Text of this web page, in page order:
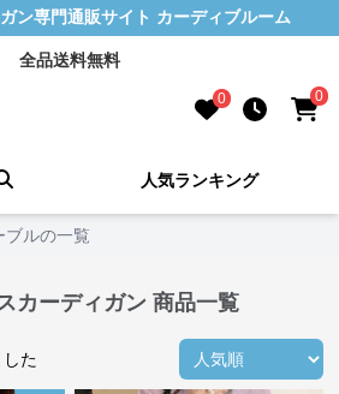
ン専門通販サイト カーディブルーム
全品送料無料
0 0
人気ランキング
ブルの一覧
カーディガン 商品一覧
た